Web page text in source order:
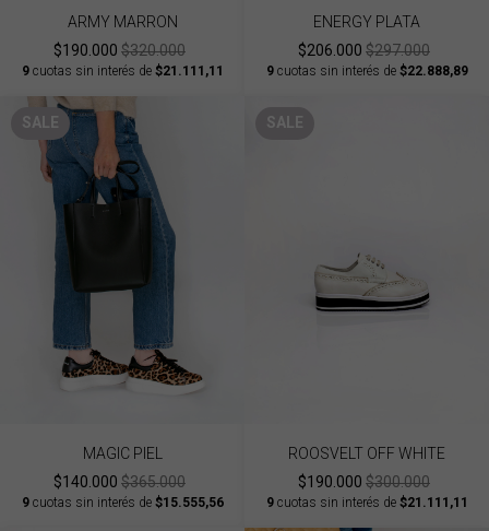
ARMY MARRON
$190.000 $320.000
9cuotas sin interés de $21.111,11
ENERGY PLATA
$206.000 $297.000
9cuotas sin interés de $22.888,89
SALE
MAGIC PIEL
$140.000 $365.000
9cuotas sin interés de $15.555,56
SALE
ROOSVELT OFF WHITE
$190.000 $300.000
9cuotas sin interés de $21.111,11